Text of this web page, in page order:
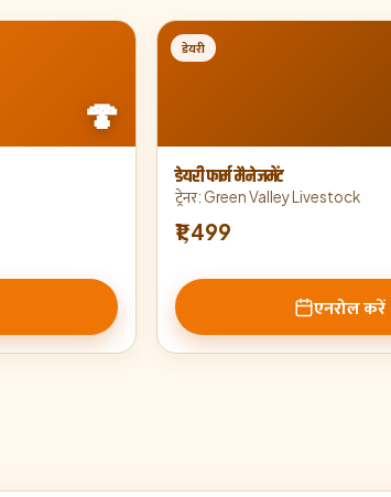
🍄
डेयरी
डेयरी फार्म मैनेजमेंट
ट्रेनर:Green Valley Livestock
₹1,499
एनरोल करें